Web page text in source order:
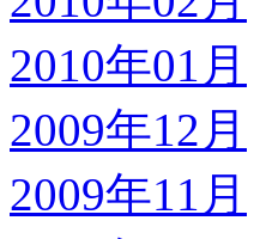
2010年01月
2009年12月
2009年11月